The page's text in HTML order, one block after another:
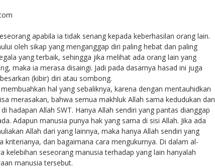
apabila ia tidak senang kepada keberhasilan orang lain.
oleh sikap yang menganggap diri paling hebat dan paling
yang terbaik, sehingga jika melihat ada orang lain yang
maka ia merasa disaingi. Jadi pada dasarnya hasad ini juga
(kibir) diri atau sombong.
hal yang sebaliknya, karena dengan mentauhidkan
merasakan, bahwa semua makhluk Allah sama kedudukan dan
hadapan Allah SWT. Hanya Allah sendiri yang pantas dianggap
Adapun manusia punya hak yang sama di sisi Allah. Jika ada
Allah dari yang lainnya, maka hanya Allah sendiri yang
kriterianya, dan bagaimana cara mengukurnya. Di dalam al-
kelebihan seseorang manusia terhadap yang lain hanyalah
manusia tersebut.